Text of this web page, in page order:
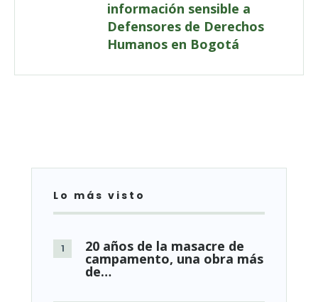
información sensible a
Defensores de Derechos
Humanos en Bogotá
Lo más visto
20 años de la masacre de
campamento, una obra más
de…